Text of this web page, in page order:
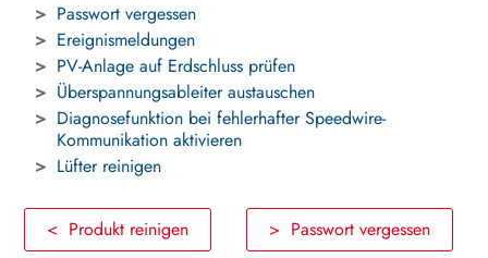
Passwort vergessen
Ereignismeldungen
PV-Anlage auf Erdschluss prüfen
Überspannungsableiter austauschen
Diagnosefunktion bei fehlerhafter Speedwire-
Kommunikation aktivieren
Lüfter reinigen
< Produkt reinigen > Passwort vergessen
Zusätzlich benötigte Materialien und
Hilfsmittel
Produktübersicht
Montage und Anschlussvorbereitung
Elektrischer Anschluss
Inbetriebnahme